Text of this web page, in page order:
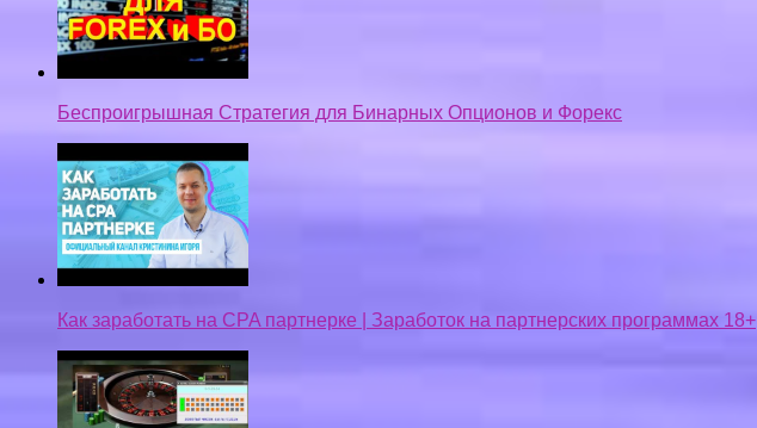
Беспроигрышная Стратегия для Бинарных Опционов и Форекс
Как заработать на CPA партнерке | Заработок на партнерских программах 18+